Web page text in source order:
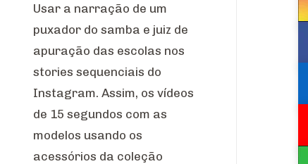
Usar a narração de um
puxador do samba e juiz de
apuração das escolas nos
stories sequenciais do
Instagram. Assim, os vídeos
de 15 segundos com as
modelos usando os
acessórios da coleção